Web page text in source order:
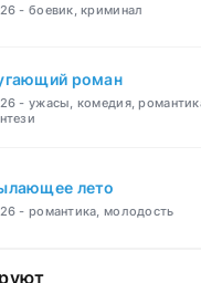
- боевик, криминал
роман
- ужасы, комедия,
лето
- романтика, молодость